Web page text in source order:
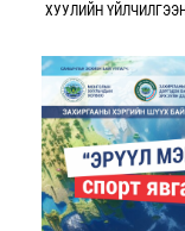
ХУУЛИЙН